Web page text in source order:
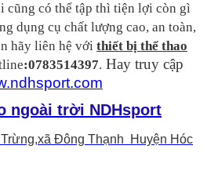
cũng có thể tập thì tiện lợi còn gì
dụng cụ chất lượng cao, an toàn,
hãy liên hệ với thiết bị thể thao
:0783514397. Hay truy cập
ngoài trời NDHsport
Đông Thạnh Huyện Hóc